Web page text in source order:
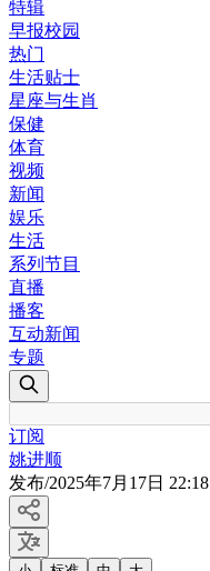
特辑
早报校园
热门
生活贴士
星座与生肖
保健
体育
视频
新闻
娱乐
生活
系列节目
直播
播客
互动新闻
专题
订阅
姚进顺
发布/2025年7月17日 22:18